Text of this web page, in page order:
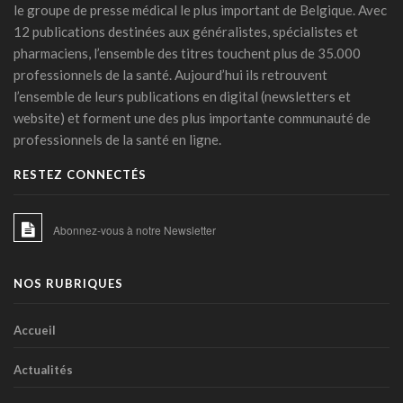
11 mars 2026 - 10:23
Covid long: une menace silencieuse révélée
06 mars 2026 - 17:24
PFAS: un espoir bactérien
06 mars 2026 - 15:00
18 février 2026 - 14:45
IA et médicaments : les "10 commandements"
transatlantiques
IA clinique : la Commission européenne balise une
23 janvier 2026 - 06:54
risque basée sur l’apprentissage machine
le groupe de presse médical le plus important de Belgique. Avec
12 publications destinées aux généralistes, spécialistes et
pharmaciens, l’ensemble des titres touchent plus de 35.000
professionnels de la santé. Aujourd’hui ils retrouvent
l’ensemble de leurs publications en digital (newsletters et
website) et forment une des plus importante communauté de
professionnels de la santé en ligne.
RESTEZ CONNECTÉS
Abonnez-vous à notre Newsletter
NOS RUBRIQUES
Accueil
Actualités